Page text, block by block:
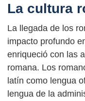
La cultura
La llegada de los
impacto profundo
enriqueció con las
romana. Los
latín como lengua
lengua de la